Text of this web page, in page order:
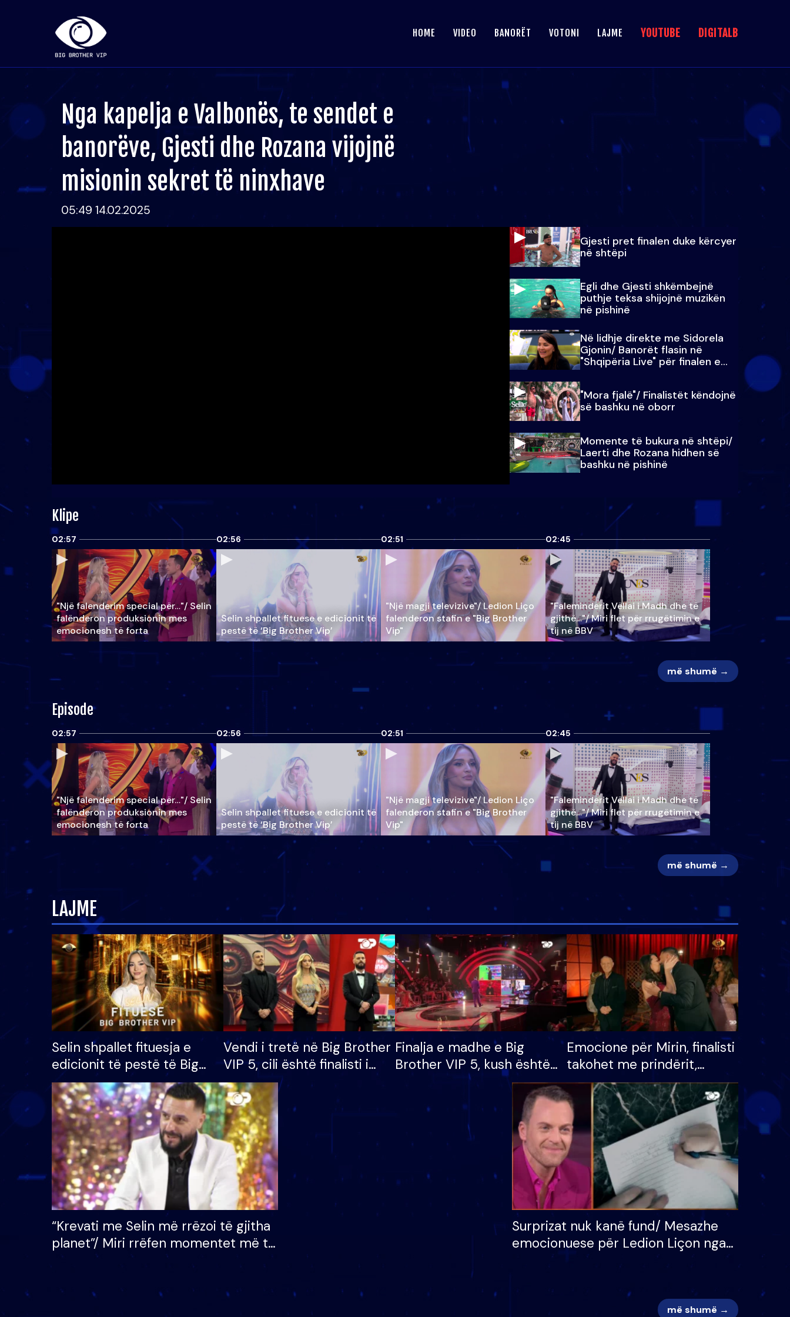
HOME VIDEO BANORËT VOTONI LAJME YOUTUBE DIGITALB
Nga kapelja e Valbonës, te sendet e
banorëve, Gjesti dhe Rozana vijojnë
misionin sekret të ninxhave
05:49 14.02.2025
Gjesti pret finalen duke kërcyer
në shtëpi
Egli dhe Gjesti shkëmbejnë
puthje teksa shijojnë muzikën
në pishinë
Në lidhje direkte me Sidorela
Gjonin/ Banorët flasin në
"Shqipëria Live" për finalen e
madhe
"Mora fjalë"/ Finalistët këndojnë
së bashku në oborr
Momente të bukura në shtëpi/
Laerti dhe Rozana hidhen së
bashku në pishinë
Klipe
02:57
"Një falenderim special për…"/ Selin
falënderon produksionin mes
emocionesh të forta
02:56
Selin shpallet fituese e edicionit të
pestë të ‘Big Brother Vip’
02:51
"Një magji televizive"/ Ledion Liço
falenderon stafin e "Big Brother
Vip"
02:45
"Faleminderit Vëllai i Madh dhe të
gjithë…"/ Miri flet për rrugëtimin e
tij në BBV
më shumë →
Episode
02:57
"Një falenderim special për…"/ Selin
falënderon produksionin mes
emocionesh të forta
02:56
Selin shpallet fituese e edicionit të
pestë të ‘Big Brother Vip’
02:51
"Një magji televizive"/ Ledion Liço
falenderon stafin e "Big Brother
Vip"
02:45
"Faleminderit Vëllai i Madh dhe të
gjithë…"/ Miri flet për rrugëtimin e
tij në BBV
më shumë →
LAJME
Selin shpallet fituesja e
edicionit të pestë të Big
Brother VIP, rrëmben
çmimin e madh prej 100
mijë eurosh
Vendi i tretë në Big Brother
VIP 5, cili është finalisti i
radhës që lë shtëpinë
Finalja e madhe e Big
Brother VIP 5, kush është
banori i parë që lë shtëpinë
dhe humb mundësinë për
të fituar çmimin e madh
Emocione për Mirin, finalisti
takohet me prindërit,
vajzën dhe bashkëshorten:
S’kemi ndonjë letër divorci
apo jo?
“Krevati me Selin më rrëzoi të gjitha
planet”/ Miri rrëfen momentet më të
bukura në shtëpinë e BB VIP: Do më
Surprizat nuk kanë fund/ Mesazhe
emocionuese për Ledion Liçon nga
nëna dhe fëmijët e tij, moderatori
më shumë →